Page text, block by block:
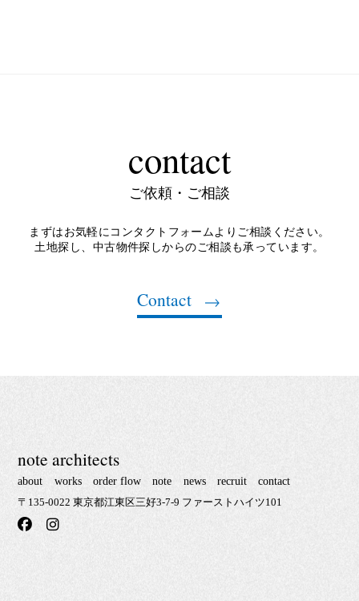
contact
ご依頼・ご相談
まずはお気軽にコンタクトフォームよりご相談ください。
土地探し、中古物件探しからのご相談も承っています。
Contact
note architects
about works order flow note news recruit contact
〒135-0022 東京都江東区三好3-7-9 ファーストハイツ101